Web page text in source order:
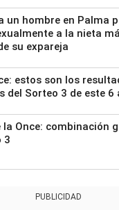
un hombre en Palma
a la nieta
su expareja
estos son los
del Sorteo 3 de este 6
la Once: combinación
3
PUBLICIDAD